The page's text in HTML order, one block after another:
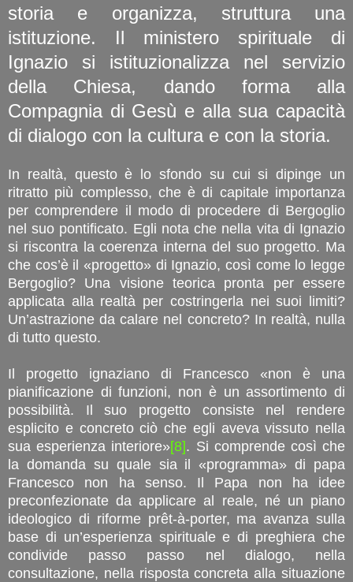
storia e organizza, struttura una
istituzione. Il ministero spirituale di
Ignazio si istituzionalizza nel servizio
della Chiesa, dando forma alla
Compagnia di Gesù e alla sua capacità
di dialogo con la cultura e con la storia.
In realtà, questo è lo sfondo su cui si dipinge un
ritratto più complesso, che è di capitale importanza
per comprendere il modo di procedere di Bergoglio
nel suo pontificato. Egli nota che nella vita di Ignazio
si riscontra la coerenza interna del suo progetto. Ma
che cos’è il «progetto» di Ignazio, così come lo legge
Bergoglio? Una visione teorica pronta per essere
applicata alla realtà per costringerla nei suoi limiti?
Un’astrazione da calare nel concreto? In realtà, nulla
di tutto questo.
Il progetto ignaziano di Francesco «non è una
pianificazione di funzioni, non è un assortimento di
possibilità. Il suo progetto consiste nel rendere
esplicito e concreto ciò che egli aveva vissuto nella
sua esperienza interiore»[8]. Si comprende così che
la domanda su quale sia il «programma» di papa
Francesco non ha senso. Il Papa non ha idee
preconfezionate da applicare al reale, né un piano
ideologico di riforme prêt-à-porter, ma avanza sulla
base di un’esperienza spirituale e di preghiera che
condivide passo passo nel dialogo, nella
consultazione, nella risposta concreta alla situazione